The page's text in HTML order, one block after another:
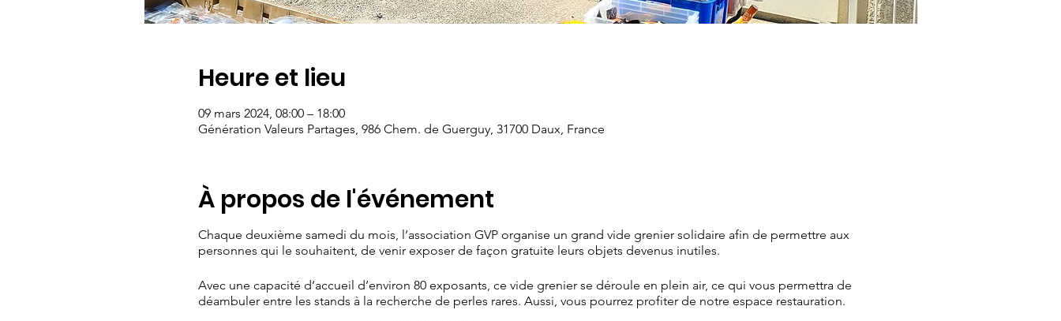
Heure et lieu
09 mars 2024, 08:00 – 18:00
Génération Valeurs Partages, 986 Chem. de Guerguy, 31700 Daux, France
À propos de l'événement
Chaque deuxième samedi du mois, l’association GVP organise un grand vide grenier solidaire afin de permettre aux
personnes qui le souhaitent, de venir exposer de façon gratuite leurs objets devenus inutiles.
Avec une capacité d’accueil d’environ 80 exposants, ce vide grenier se déroule en plein air, ce qui vous permettra de
déambuler entre les stands à la recherche de perles rares. Aussi, vous pourrez profiter de notre espace restauration.